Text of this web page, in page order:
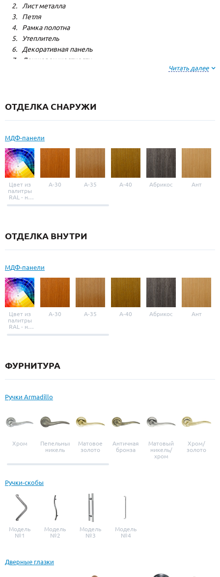
Лист металла
Петля
Рамка полотна
Утеплитель
Декоративная панель
Лонжерон жесткости
Читать далее
ОТДЕЛКА СНАРУЖИ
МДФ-панели
Цвет из
палитры
RAL - на
выбор
A-30 A-35 A-40 Абрикос Ант
ОТДЕЛКА ВНУТРИ
МДФ-панели
Цвет из
палитры
RAL - на
выбор
A-30 A-35 A-40 Абрикос Ант
ФУРНИТУРА
Ручки Armadillo
Хром
Пепельный
никель
Матовое
золото
Античная
бронза
Матовый
никель/
хром
Хром/
золото
Ручки-скобы
Модель
№1
Модель
№2
Модель
№3
Модель
№4
Дверные глазки